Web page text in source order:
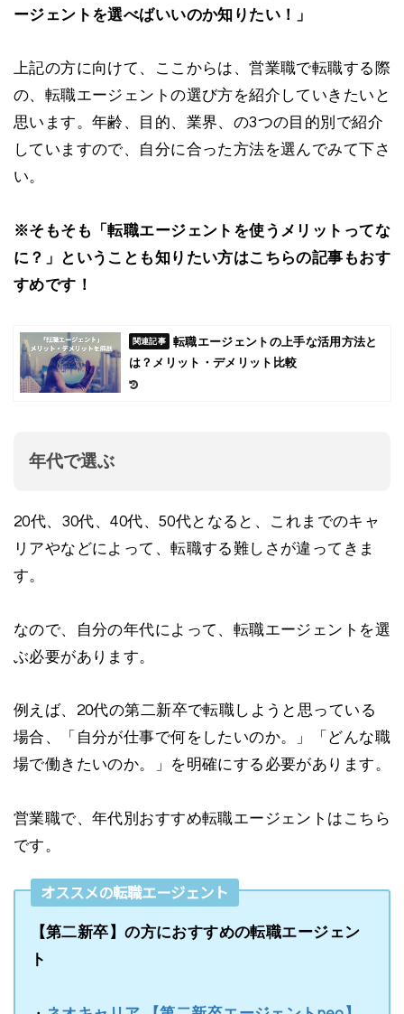
ージェントを選べばいいのか知りたい！」
上記の方に向けて、ここからは、営業職で転職する際
の、転職エージェントの選び方を紹介していきたいと
思います。年齢、目的、業界、の3つの目的別で紹介
していますので、自分に合った方法を選んでみて下さ
い。
※そもそも「転職エージェントを使うメリットってな
に？」ということも知りたい方はこちらの記事もおす
すめです！
転職エージェントの上手な活用方法と
は？メリット・デメリット比較
年代で選ぶ
20代、30代、40代、50代となると、これまでのキャ
リアやなどによって、転職する難しさが違ってきま
す。
なので、自分の年代によって、転職エージェントを選
ぶ必要があります。
例えば、20代の第二新卒で転職しようと思っている
場合、「自分が仕事で何をしたいのか。」「どんな職
場で働きたいのか。」を明確にする必要があります。
営業職で、年代別おすすめ転職エージェントはこちら
です。
オススメの転職エージェント
【第二新卒】の方におすすめの転職エージェン
ト